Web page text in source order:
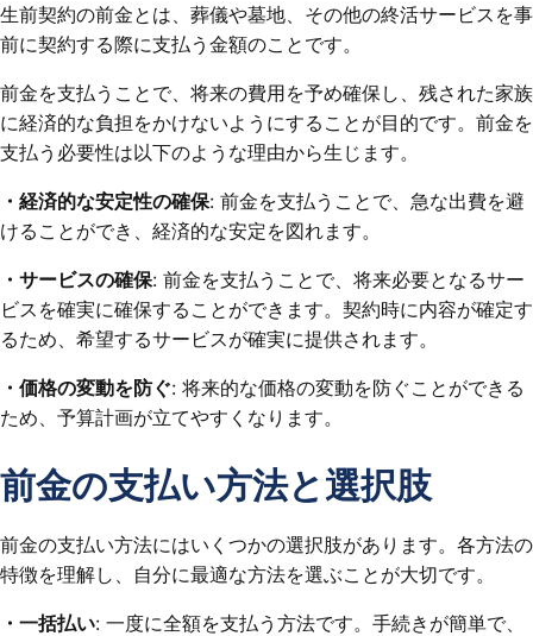
生前契約の前金とは、葬儀や墓地、その他の終活サービスを事
前に契約する際に支払う金額のことです。
前金を支払うことで、将来の費用を予め確保し、残された家族
に経済的な負担をかけないようにすることが目的です。前金を
支払う必要性は以下のような理由から生じます。
・経済的な安定性の確保: 前金を支払うことで、急な出費を避
けることができ、経済的な安定を図れます。
・サービスの確保: 前金を支払うことで、将来必要となるサー
ビスを確実に確保することができます。契約時に内容が確定す
るため、希望するサービスが確実に提供されます。
・価格の変動を防ぐ: 将来的な価格の変動を防ぐことができる
ため、予算計画が立てやすくなります。
前金の支払い方法と選択肢
前金の支払い方法にはいくつかの選択肢があります。各方法の
特徴を理解し、自分に最適な方法を選ぶことが大切です。
・一括払い: 一度に全額を支払う方法です。手続きが簡単で、